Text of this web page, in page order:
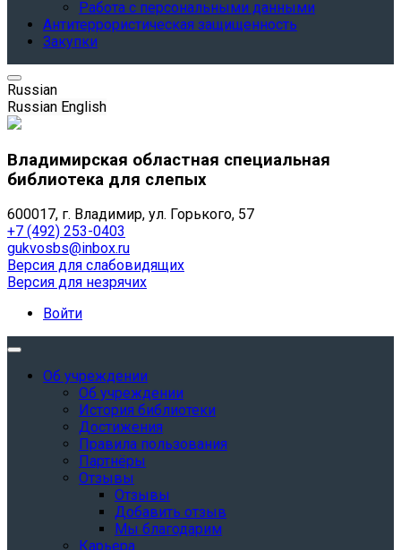
Работа с персональными данными
Антитеррористическая защищенность
Закупки
Russian
Russian English
Владимирская областная специальная
библиотека для слепых
600017, г. Владимир, ул. Горького, 57
+7 (492) 253-0403
gukvosbs@inbox.ru
Версия для слабовидящих
Версия для незрячих
Войти
Об учреждении
Об учреждении
История библиотеки
Достижения
Правила пользования
Партнёры
Отзывы
Отзывы
Добавить отзыв
Мы благодарим
Карьера